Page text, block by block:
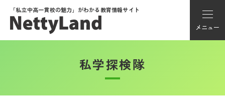
「私立中高一貫校の魅力」がわかる教育情報サイト
メニュー
アカウント登録
私学探検隊